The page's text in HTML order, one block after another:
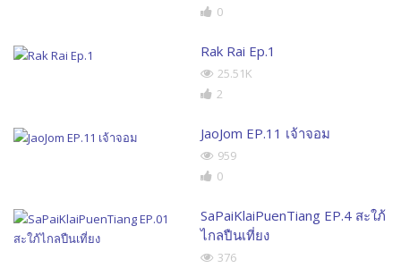
0
Rak Rai Ep.1
25.51K
2
JaoJom EP.11 เจ้าจอม
959
0
SaPaiKlaiPuenTiang EP.4 สะใภ้
ไกลปืนเที่ยง
376